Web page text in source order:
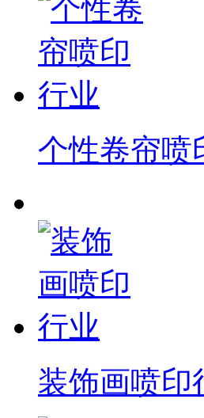
个性卷帘喷
装饰画喷印